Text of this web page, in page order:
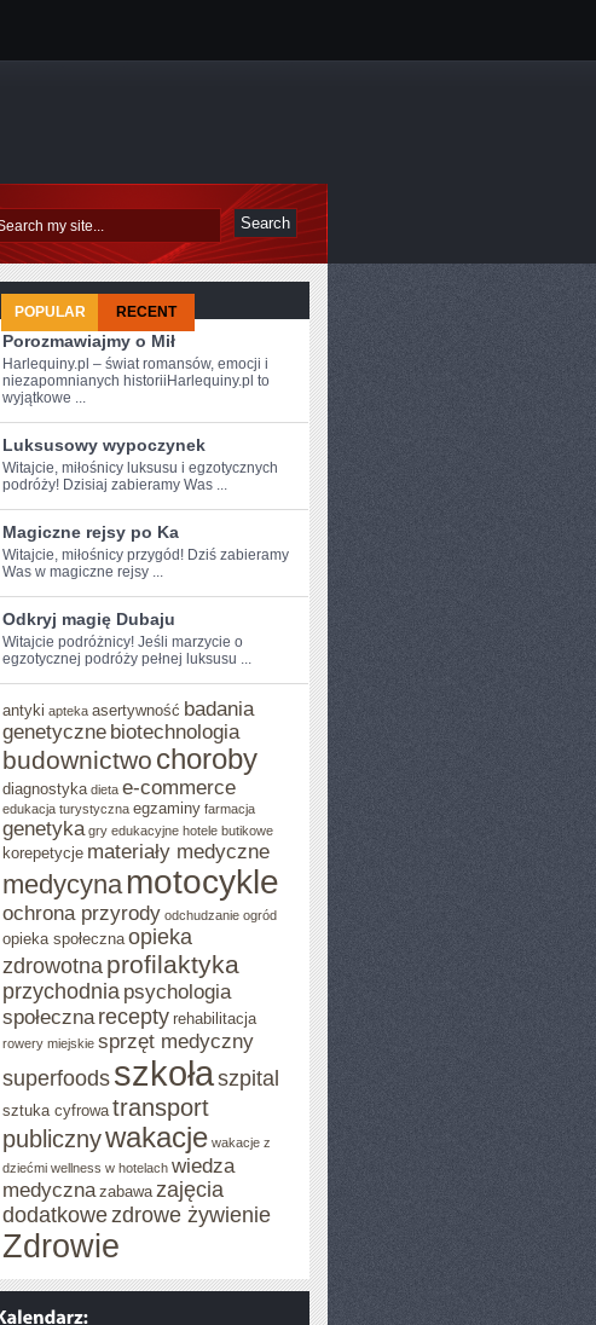
POPULAR RECENT
Porozmawiajmy o Mił
Harlequiny.pl – świat romansów, emocji i
niezapomnianych historiiHarlequiny.pl to
wyjątkowe ...
Luksusowy wypoczynek
Witajcie,‍ miłośnicy luksusu i egzotycznych
podróży! Dzisiaj zabieramy Was ...
Magiczne rejsy po Ka
Witajcie, miłośnicy przygód! Dziś zabieramy
Was w ⁤magiczne rejsy⁤ ...
Odkryj magię Dubaju
Witajcie podróżnicy! Jeśli​ marzycie o
egzotycznej podróży pełnej luksusu ...
antyki apteka asertywność badania
genetyczne biotechnologia
budownictwo choroby
diagnostyka dieta e-commerce
edukacja turystyczna egzaminy farmacja
genetyka gry edukacyjne hotele butikowe
korepetycje materiały medyczne
medycyna motocykle
ochrona przyrody odchudzanie ogród
opieka społeczna opieka
zdrowotna profilaktyka
przychodnia psychologia
społeczna recepty rehabilitacja
rowery miejskie sprzęt medyczny
superfoods szkołaszpital
sztuka cyfrowa transport
publicznywakacje wakacje z
dziećmi wellness w hotelach wiedza
medyczna zabawa zajęcia
dodatkowezdrowe żywienie
Zdrowie